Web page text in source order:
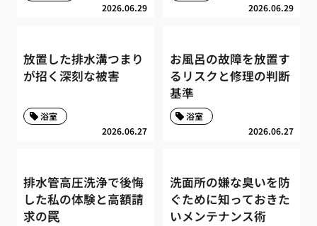
2026.06.29 2026.06.29
放置した排水溝つまり
が招く深刻な被害
2026.06.27
浴室
お風呂の故障を放置す
るリスクと修理の判断
基準
2026.06.27
浴室
排水管高圧洗浄で後悔
した私の体験と高額請
求の罠
洗面所の嫌な臭いを防
ぐために知っておきた
いメンテナンス術